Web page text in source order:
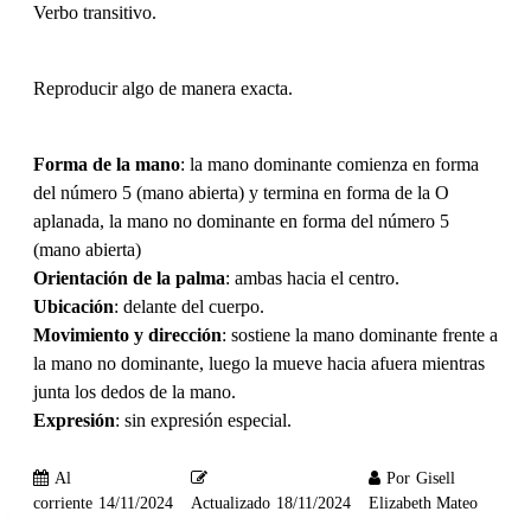
Verbo transitivo.
Reproducir algo de manera exacta.
Forma de la mano: la mano dominante comienza en forma
del número 5 (mano abierta) y termina en forma de la O
aplanada, la mano no dominante en forma del número 5
(mano abierta)
Orientación de la palma: ambas hacia el centro.
Ubicación: delante del cuerpo.
Movimiento y dirección: sostiene la mano dominante frente a
la mano no dominante, luego la mueve hacia afuera mientras
junta los dedos de la mano.
Expresión: sin expresión especial.
Al
corriente 14/11/2024 Actualizado 18/11/2024
Por Gisell
Elizabeth Mateo